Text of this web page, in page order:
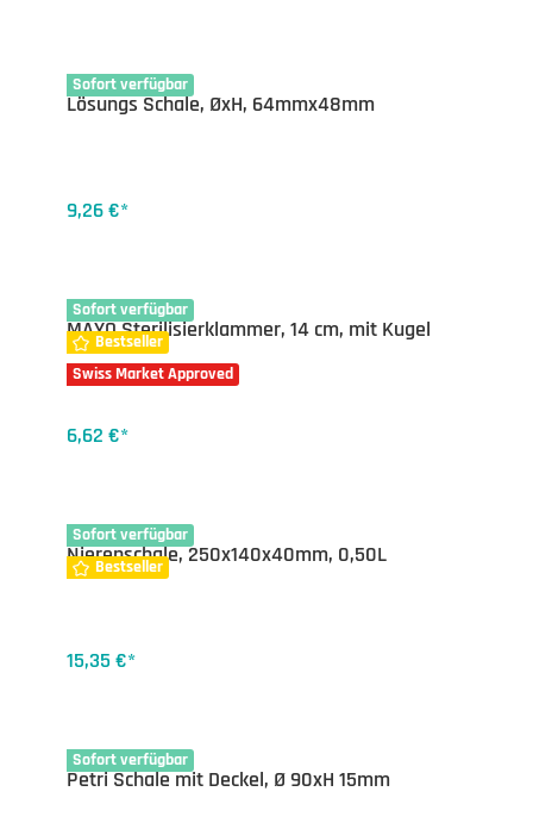
Sofort verfügbar
35-1141.04
Lösungs Schale, ØxH, 64mmx48mm
9,26 €*
Sofort verfügbar
Bestseller
Swiss Market Approved
13-9962.14
MAYO Sterilisierklammer, 14 cm, mit Kugel
6,62 €*
Sofort verfügbar
Bestseller
35-1149.25
Nierenschale, 250x140x40mm, 0,50L
15,35 €*
Sofort verfügbar
35-1251.09
Petri Schale mit Deckel, Ø 90xH 15mm